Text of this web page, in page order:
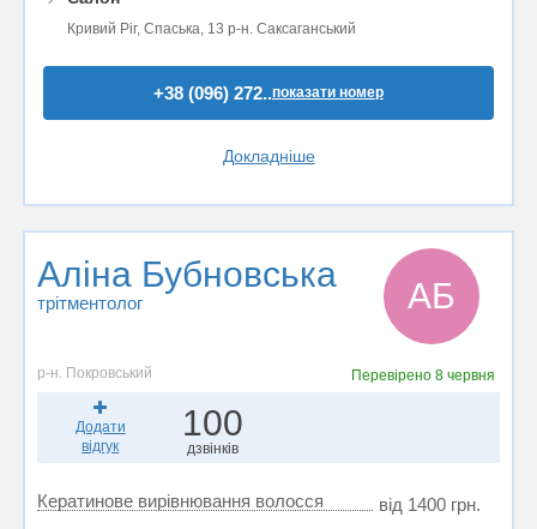
Кривий Ріг, Спаська, 13 р-н. Саксаганський
+38 (096) 272..показати номер
Докладніше
Аліна Бубновська
трітментолог АБ
р-н. Покровський Перевірено 8 червня
Додати
відгук
100
дзвінків
Кератинове вирівнювання волосся від 1400 грн.